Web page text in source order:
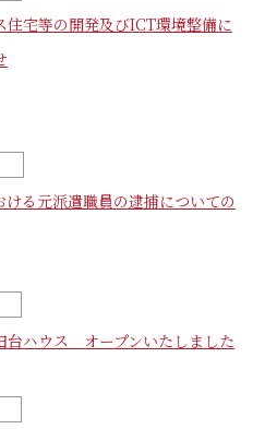
住宅等の開発及びICT環境整備に
る元派遣職員の逮捕についての
台ハウス オープンいたしました